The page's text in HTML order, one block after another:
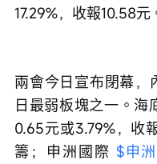
17.29%，收報10.58元
兩會今日宣布閉幕，
日最弱板塊之一。海
0.65元或3.79%，收
籌；申洲國際 $申